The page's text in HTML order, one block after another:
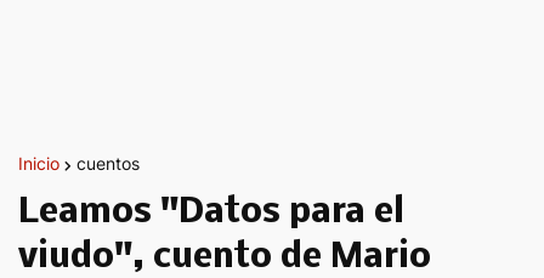
Inicio cuentos
Leamos "Datos para el
viudo", cuento de Mario